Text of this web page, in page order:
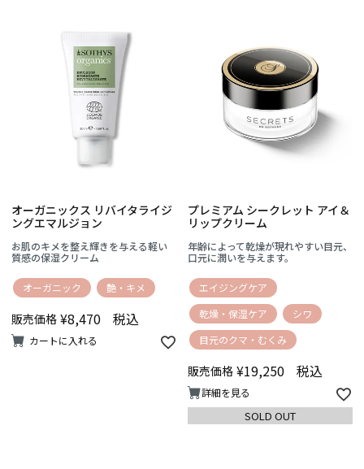
お肌のキメを整え輝きを与える軽い
質感の保湿クリーム
オーガニックス リバイタライジ
ングエマルジョン
オーガニック 艶・キメ
販売価格 ¥8,470 税込
カートに入れる
年齢によって乾燥が現れやすい目元、
口元に潤いを与えます。
プレミアム シークレット アイ＆
リップクリーム
エイジングケア
乾燥・保湿ケア
シワ
目元のクマ・むくみ
販売価格 ¥19,250 税込
詳細を見る
SOLD OUT